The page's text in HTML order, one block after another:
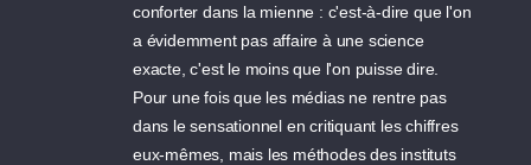
conforter dans la mienne : c'est-à-dire que l'on
a évidemment pas affaire à une science
exacte, c'est le moins que l'on puisse dire.
Pour une fois que les médias ne rentre pas
dans le sensationnel en critiquant les chiffres
eux-mêmes, mais les méthodes des instituts